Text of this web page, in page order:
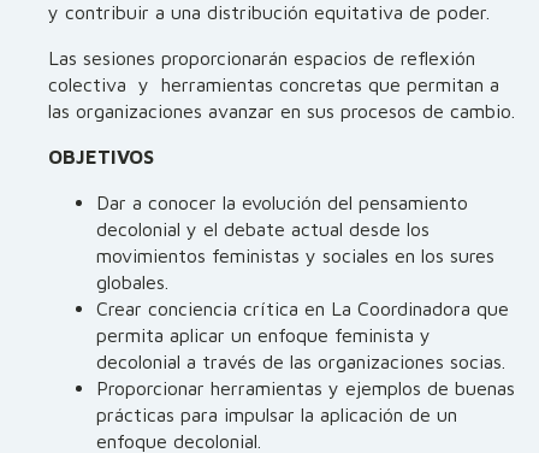
y contribuir a una distribución equitativa de poder.
Las sesiones proporcionarán espacios de reflexión
colectiva y herramientas concretas que permitan a
las organizaciones avanzar en sus procesos de cambio.
OBJETIVOS
Dar a conocer la evolución del pensamiento
decolonial y el debate actual desde los
movimientos feministas y sociales en los sures
globales.
Crear conciencia crítica en La Coordinadora que
permita aplicar un enfoque feminista y
decolonial a través de las organizaciones socias.
Proporcionar herramientas y ejemplos de buenas
prácticas para impulsar la aplicación de un
enfoque decolonial.